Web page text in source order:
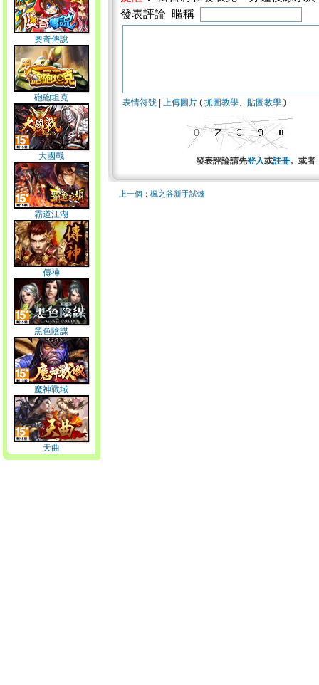
奧奇傳說
砲砲坦克
大國戰
霸道江湖
傳神
黑色陰謀
魔神戰域
天曲
發表評論 暱稱
表情符號 上傳圖片 ( 抓圖教學、 貼圖教學 )
發表評論請先登入或註冊。或者
上一個：楓之谷新手試煉